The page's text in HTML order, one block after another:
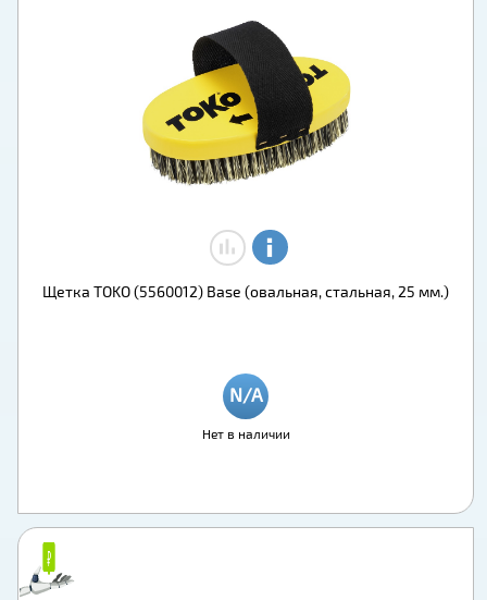
Щетка TOKO (5560012) Base (овальная, стальная, 25 мм.)
Нет в наличии
₽₽